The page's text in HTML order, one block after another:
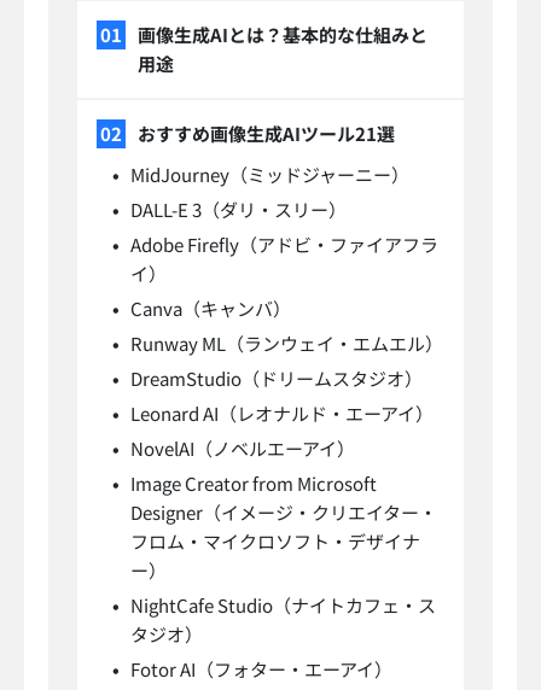
画像生成AIとは？基本的な仕組みと
用途
おすすめ画像生成AIツール21選
MidJourney（ミッドジャーニー）
DALL-E 3（ダリ・スリー）
Adobe Firefly（アドビ・ファイアフラ
イ）
Canva（キャンバ）
Runway ML（ランウェイ・エムエル）
DreamStudio（ドリームスタジオ）
Leonard AI（レオナルド・エーアイ）
NovelAI（ノベルエーアイ）
Image Creator from Microsoft
Designer（イメージ・クリエイター・
フロム・マイクロソフト・デザイナ
ー）
NightCafe Studio（ナイトカフェ・ス
タジオ）
Fotor AI（フォター・エーアイ）